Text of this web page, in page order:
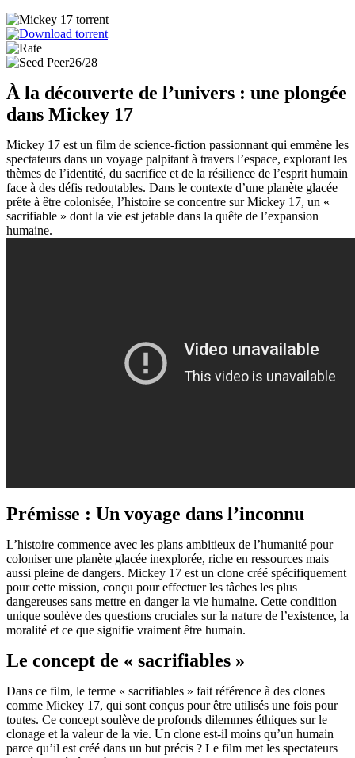
26/28
À la découverte de l’univers : une plongée
dans Mickey 17
Mickey 17 est un film de science-fiction passionnant qui emmène les
spectateurs dans un voyage palpitant à travers l’espace, explorant les
thèmes de l’identité, du sacrifice et de la résilience de l’esprit humain
face à des défis redoutables. Dans le contexte d’une planète glacée
prête à être colonisée, l’histoire se concentre sur Mickey 17, un «
sacrifiable » dont la vie est jetable dans la quête de l’expansion
humaine.
Prémisse : Un voyage dans l’inconnu
L’histoire commence avec les plans ambitieux de l’humanité pour
coloniser une planète glacée inexplorée, riche en ressources mais
aussi pleine de dangers. Mickey 17 est un clone créé spécifiquement
pour cette mission, conçu pour effectuer les tâches les plus
dangereuses sans mettre en danger la vie humaine. Cette condition
unique soulève des questions cruciales sur la nature de l’existence, la
moralité et ce que signifie vraiment être humain.
Le concept de « sacrifiables »
Dans ce film, le terme « sacrifiables » fait référence à des clones
comme Mickey 17, qui sont conçus pour être utilisés une fois pour
toutes. Ce concept soulève de profonds dilemmes éthiques sur le
clonage et la valeur de la vie. Un clone est-il moins qu’un humain
parce qu’il est créé dans un but précis ? Le film met les spectateurs